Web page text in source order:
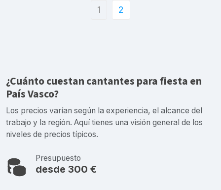
1 2
¿Cuánto cuestan cantantes para fiesta en
País Vasco?
Los precios varían según la experiencia, el alcance del
trabajo y la región. Aquí tienes una visión general de los
niveles de precios típicos.
Presupuesto
desde 300 €